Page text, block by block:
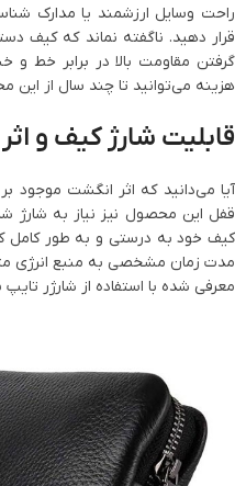
راحت وسایل ارزشمند یا مدارک
قرار دهید. ناگفته نماند که کیف
گرفتن مقاومت بالا در برابر خط
هزینه می‌توانید تا چند سال از این
قابلیت شارژ کیف و
آیا می‌دانید که اثر انگشت موجود
قفل این محصول نیز نیاز به شارژ
کیف خود به درستی و به طور کامل
مدت زمان مشخصی به منبع انرژی
معرفی شده با استفاده از شارژر